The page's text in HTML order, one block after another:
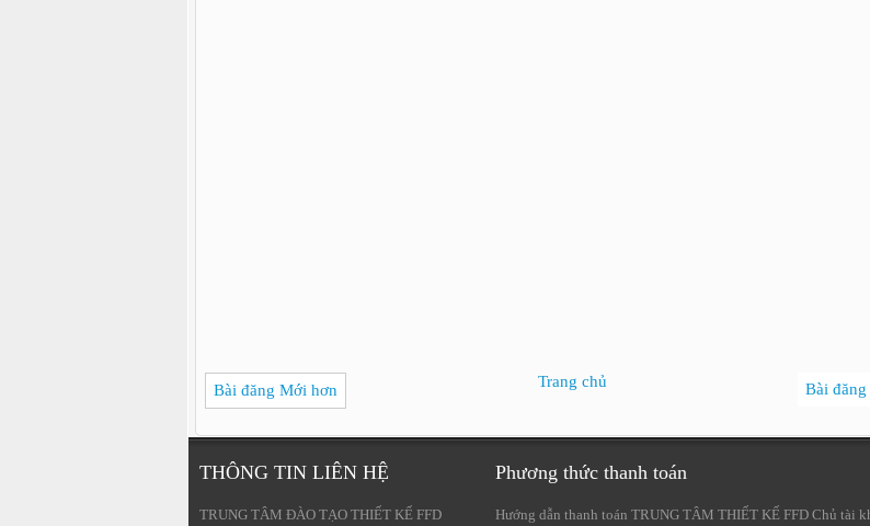
Bài đăng Mới hơn Bài
Trang chủ
THÔNG TIN LIÊN HỆ
TRUNG TÂM ĐÀO TẠO THIẾT KẾ FFD
Phương thức thanh toán
Hướng dẫn thanh toán TRUNG TÂM THIẾT KẾ FFD Chủ tài